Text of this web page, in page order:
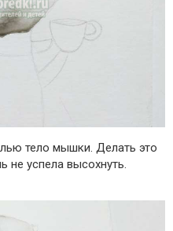
тело мышки. Делать это
не успела высохнуть.